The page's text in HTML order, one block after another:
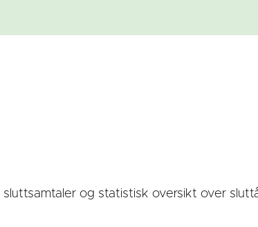
og statistisk oversikt over